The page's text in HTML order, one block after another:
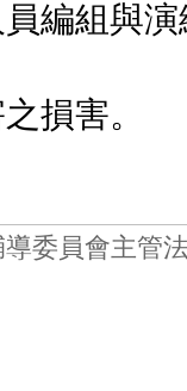
與演練
害。
委員會主管